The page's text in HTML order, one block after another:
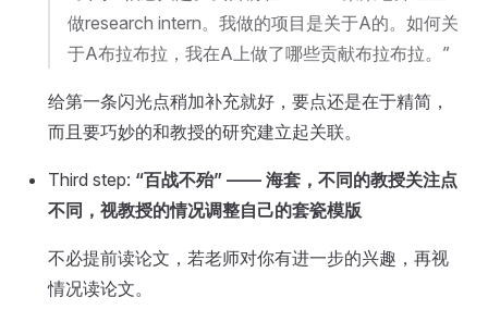
做research intern。我做的项目是关于A的。如何关
于A布拉布拉，我在A上做了哪些贡献布拉布拉。”
给第一条闪光点稍加补充就好，要点还是在于精简，
而且要巧妙的和教授的研究建立起关联。
Third step: “百战不殆” —— 海套，不同的教授关注点
不同，视教授的情况调整自己的套瓷模版
不必提前读论文，若老师对你有进一步的兴趣，再视
情况读论文。